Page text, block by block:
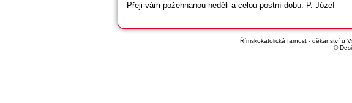
Přeji vám požehnanou neděli a celou postní dobu. P. Józef
Římskokatolická farnost - děkanství u
©